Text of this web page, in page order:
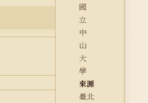
國
立
中
山
大
學
來源
臺北